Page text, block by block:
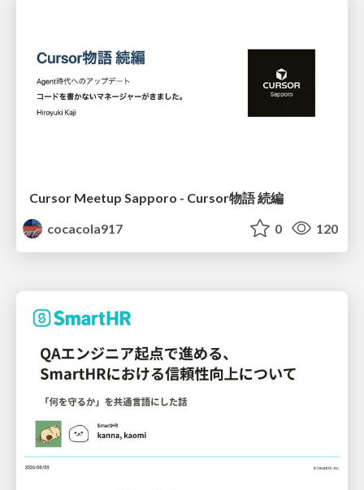
Cursor Meetup Sapporo - Cursor物語 続編
cocacola917
0 120